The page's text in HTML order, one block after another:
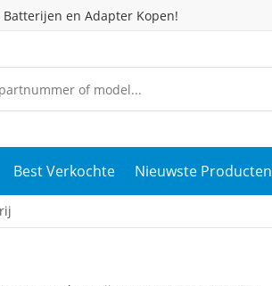
en Adapter Kopen!
Best Verkochte Nieuwste Producten